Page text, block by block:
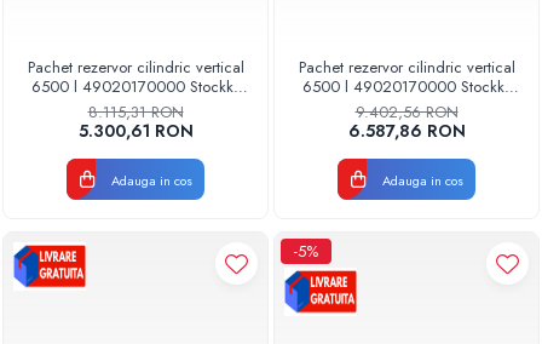
Pachet rezervor cilindric vertical
6500 l 49020170000 Stockkit
Valrom
8.115,31 RON
5.300,61 RON
Adauga in cos
Pachet rezervor cilindric vertical
6500 l 49020170000 Stockkit
Valrom
9.402,56 RON
6.587,86 RON
Adauga in cos
-5%